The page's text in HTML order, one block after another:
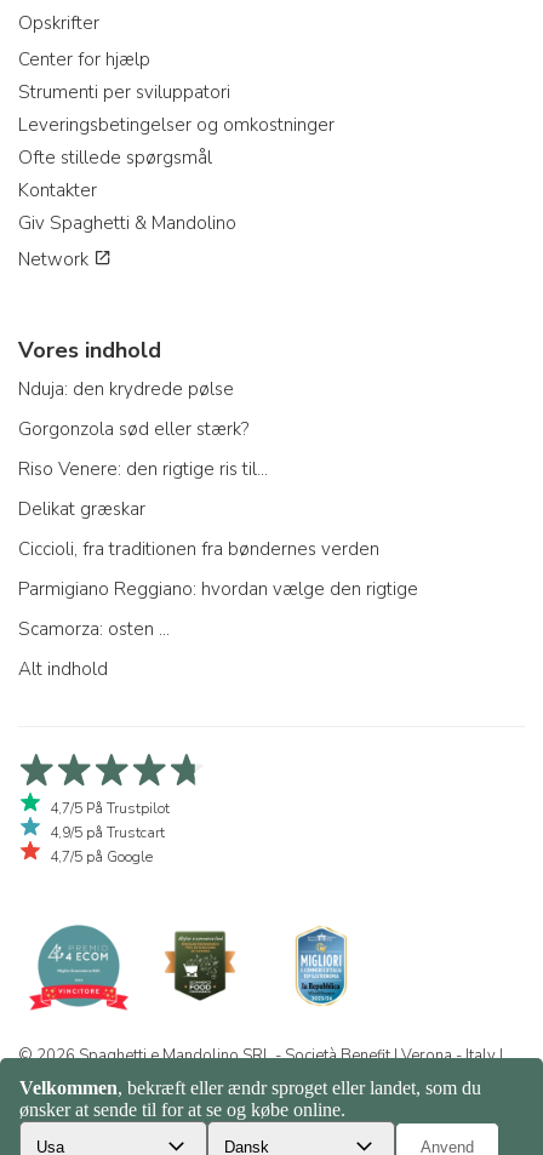
Opskrifter
Center for hjælp
Strumenti per sviluppatori
Leveringsbetingelser og omkostninger
Ofte stillede spørgsmål
Kontakter
Giv Spaghetti & Mandolino
Network
Vores indhold
Nduja: den krydrede pølse
Gorgonzola sød eller stærk?
Riso Venere: den rigtige ris til...
Delikat græskar
Ciccioli, fra traditionen fra bøndernes verden
Parmigiano Reggiano: hvordan vælge den rigtige
Scamorza: osten ...
Alt indhold
4,7/5 På Trustpilot
4,9/5 på Trustcart
4,7/5 på Google
© 2026 Spaghetti e Mandolino SRL - Società Benefit | Verona - Italy |
+39 351 865 9444 | P.I. IT04913730232 | Certificazione BIO: IT-BIO-
016.380-0110744.2026.001 | REA VR-455804 |Privatlivs- og
cookiepolitik|Sitemap